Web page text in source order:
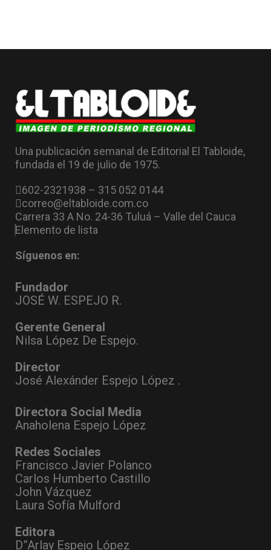
Una publicación semanal de Editorial El Tabloide,
fundada el 19 de julio de 1975.
602-2321938 – 315 052 0144
correo@eltabloide.com.co
Carrera 33 A No. 24-36 Tuluá – Valle del Cauca
Elemento de lista
Síguenos en:
Fundador
JOSÉ W. ESPEJO R.
Gerente General
Nilsa López De Espejo.
Director
José Alexánder Espejo López .
Directora Social Media
Anaholena Espejo López
Redes Sociales
Francisco Javier Polanco
Carlos Humberto Castillo
John Vázquez
Laura Sofía Mulford
Editora
D”Arlay Espejo López